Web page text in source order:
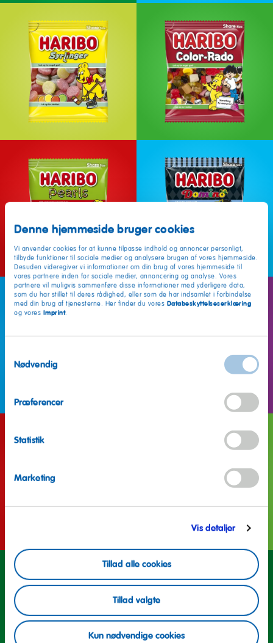
Denne hjemmeside bruger cookies
Vi anvender cookies for at kunne tilpasse indhold og annoncer personligt,
tilbyde funktioner til sociale medier og analysere brugen af vores hjemmeside.
Desuden videregiver vi informationer om din brug af vores hjemmeside til
vores partnere inden for sociale medier, annoncering og analyse. Vores
partnere vil muligvis sammenføre disse informationer med yderligere data,
som du har stillet til deres rådighed, eller som de har indsamlet i forbindelse
med din brug af tjenesterne. Her finder du vores Databeskyttelseserklæring
og vores Imprint.
Nødvendig
Præferencer
Statistik
Marketing
Vis detaljer
Tillad alle cookies
Tillad valgte
Kun nødvendige cookies